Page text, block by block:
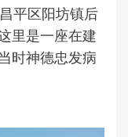
平区阳坊镇后
里是一座在建
时神德忠发病